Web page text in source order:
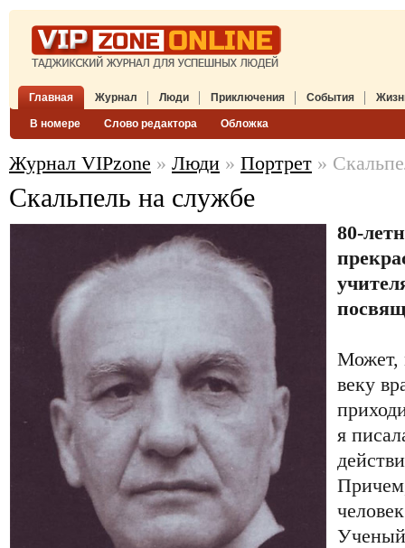
Главная Журнал
В номере Слово редактора Обложка
Люди Приключения События
Журнал VIPzone » Люди » Портрет »
Скальпель на службе
80-
Может,
веку
я